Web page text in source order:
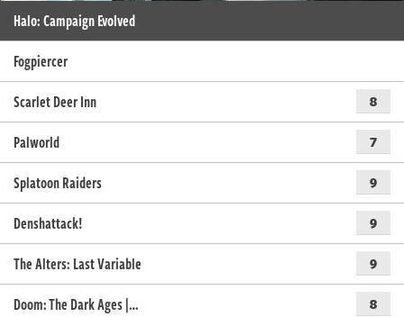
Halo: Campaign Evolved
Fogpiercer
Scarlet Deer Inn
8
Palworld 7
Splatoon Raiders 9
Denshattack! 9
The Alters: Last Variable 9
Doom: The Dark Ages |… 8